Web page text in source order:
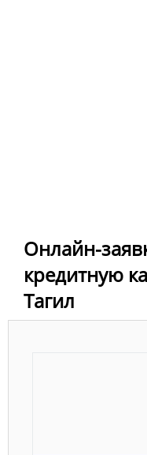
Онлайн-
кредитную
Тагил